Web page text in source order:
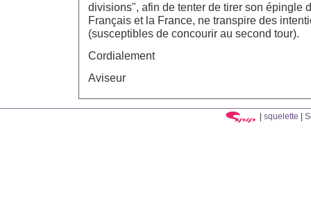
divisions", afin de tenter de tirer son épingle
Français et la France, ne transpire des
(susceptibles de concourir au second tour).
Cordialement
Aviseur
squelette